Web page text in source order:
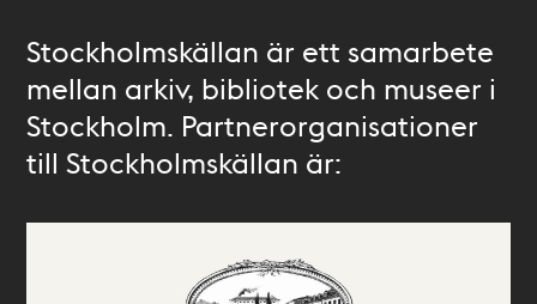
Stockholmskällan är ett samarbete
mellan arkiv, bibliotek och museer i
Stockholm. Partnerorganisationer
till Stockholmskällan är: